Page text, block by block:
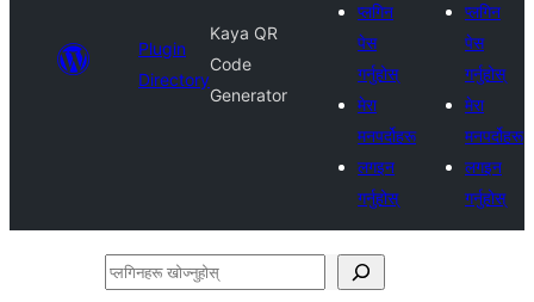
Plugin
Directory
Kaya QR
Code
Generator
प्लगिन
पेस
गर्नुहोस्
मेरा
मनपर्दोहरू
लगइन
गर्नुहोस्
प्लगिन
पेस
गर्नुहोस्
मेरा
मनपर्दोहरू
लगइन
गर्नुहोस्
प्लगिनहरू